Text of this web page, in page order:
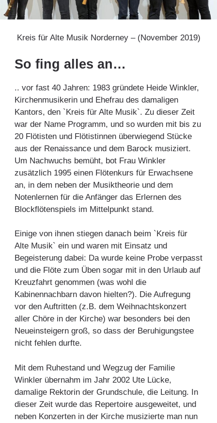
Kreis für Alte Musik Norderney – (November 2019)
So fing alles an…
.. vor fast 40 Jahren: 1983 gründete Heide Winkler,
Kirchenmusikerin und Ehefrau des damaligen
Kantors, den `Kreis für Alte Musik`. Zu dieser Zeit
war der Name Programm, und so wurden mit bis zu
20 Flötisten und Flötistinnen überwiegend Stücke
aus der Renaissance und dem Barock musiziert.
Um Nachwuchs bemüht, bot Frau Winkler
zusätzlich 1995 einen Flötenkurs für Erwachsene
an, in dem neben der Musiktheorie und dem
Notenlernen für die Anfänger das Erlernen des
Blockflötenspiels im Mittelpunkt stand.
Einige von ihnen stiegen danach beim `Kreis für
Alte Musik` ein und waren mit Einsatz und
Begeisterung dabei: Da wurde keine Probe verpasst
und die Flöte zum Üben sogar mit in den Urlaub auf
Kreuzfahrt genommen (was wohl die
Kabinennachbarn davon hielten?). Die Aufregung
vor den Auftritten (z.B. dem Weihnachtskonzert
aller Chöre in der Kirche) war besonders bei den
Neueinsteigern groß, so dass der Beruhigungstee
nicht fehlen durfte.
Mit dem Ruhestand und Wegzug der Familie
Winkler übernahm im Jahr 2002 Ute Lücke,
damalige Rektorin der Grundschule, die Leitung. In
dieser Zeit wurde das Repertoire ausgeweitet, und
neben Konzerten in der Kirche musizierte man nun